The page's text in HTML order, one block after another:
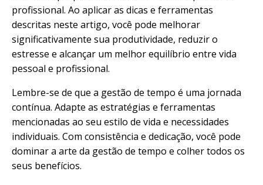
profissional. Ao aplicar as dicas e ferramentas
descritas neste artigo, você pode melhorar
significativamente sua produtividade, reduzir o
estresse e alcançar um melhor equilíbrio entre vida
pessoal e profissional.
Lembre-se de que a gestão de tempo é uma jornada
contínua. Adapte as estratégias e ferramentas
mencionadas ao seu estilo de vida e necessidades
individuais. Com consistência e dedicação, você pode
dominar a arte da gestão de tempo e colher todos os
seus benefícios.